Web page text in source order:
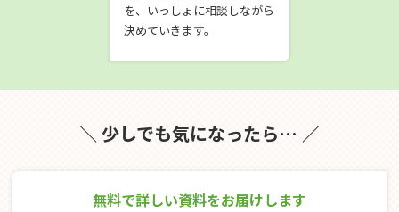
を、いっしょに相談しながら
決めていきます。
＼ 少しでも気になったら… ／
無料で詳しい資料をお届けします